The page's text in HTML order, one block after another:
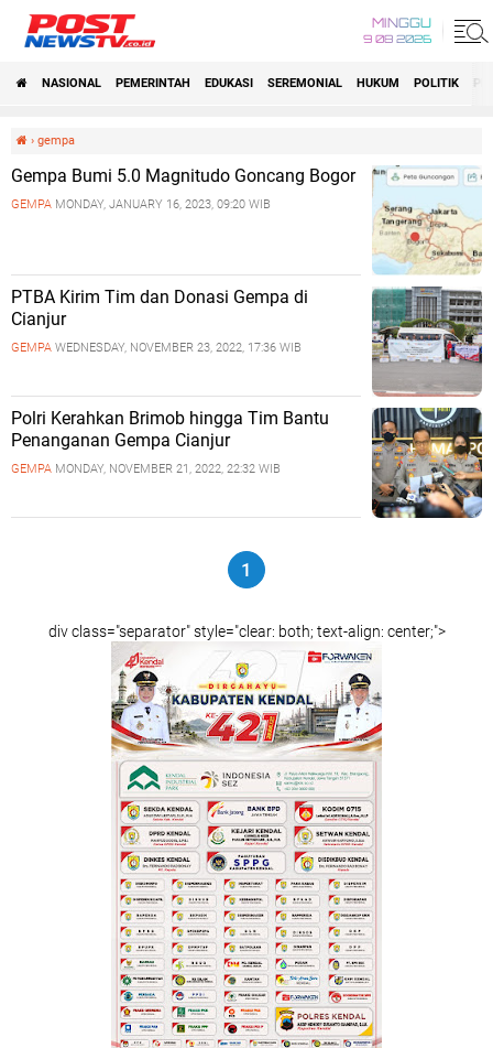
MINGGU
9 08 2026
NASIONAL PEMERINTAH EDUKASI SEREMONIAL HUKUM POLITIK
› gempa
Gempa Bumi 5.0 Magnitudo Goncang Bogor
GEMPA MONDAY, JANUARY 16, 2023, 09:20 WIB
PTBA Kirim Tim dan Donasi Gempa di
Cianjur
GEMPA WEDNESDAY, NOVEMBER 23, 2022, 17:36 WIB
Polri Kerahkan Brimob hingga Tim Bantu
Penanganan Gempa Cianjur
GEMPA MONDAY, NOVEMBER 21, 2022, 22:32 WIB
1
div class="separator" style="clear: both; text-align: center;">